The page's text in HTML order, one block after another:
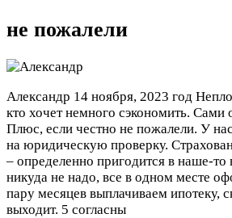
не пожалели
Александр 14 ноября, 2023 год
кто хочет немного сэкономить.
Плюс, если честно не пожалели. У
на юридическую проверку.
– определенно пригодится в наше-то
никуда не надо, все в одном месте
пару месяцев выплачиваем ипотеку,
выходит. 5 согласны